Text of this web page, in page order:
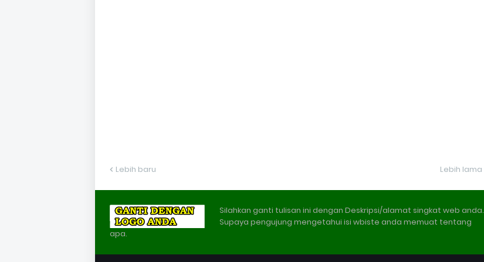
Lebih baru Lebih lama
Silahkan ganti tulisan ini dengan Deskripsi/alamat singkat web anda.
Supaya pengujung mengetahui isi wbiste anda memuat tentang
apa.